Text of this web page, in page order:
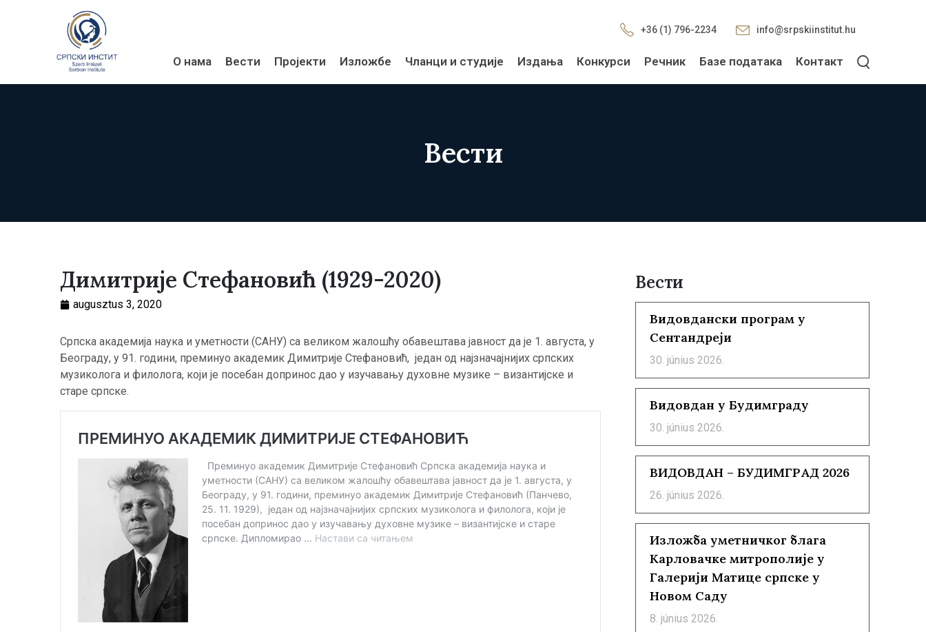
+36 (1) 796-2234 info@srpskiinstitut.hu
О нама Вести Пројекти Изложбе Чланци и студије Издања Конкурси Речник Базе података Контакт
Вести
Димитрије Стефановић (1929-2020)
augusztus 3, 2020
Српска академија наука и уметности (САНУ) са великом жалошћу обавештава јавност да je 1. августа, у
Београду, у 91. години, преминуо академик Димитрије Стефановић, један од најзначајнијих српских
музиколога и филолога, који је посебан допринос дао у изучавању духовне музике – византијске и
старе српске.
Вести
Видовдански програм у
Сентандреји
30. június 2026.
Видовдан у Будимграду
30. június 2026.
ВИДОВДАН – БУДИМГРАД 2026
26. június 2026.
Изложба уметничког блага
Карловачке митрополије у
Галерији Матице српске у
Новом Саду
8. június 2026.